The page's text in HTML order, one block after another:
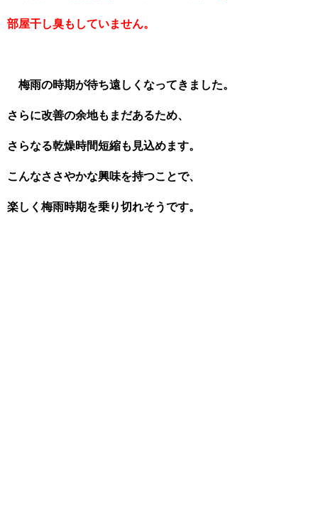
部屋干し臭もしていません。
梅雨の時期が待ち遠しくなってきました。
さらに改善の余地もまだあるため、
さらなる乾燥時間短縮も見込めます。
こんなささやかな興味を持つことで、
楽しく梅雨時期を乗り切れそうです。